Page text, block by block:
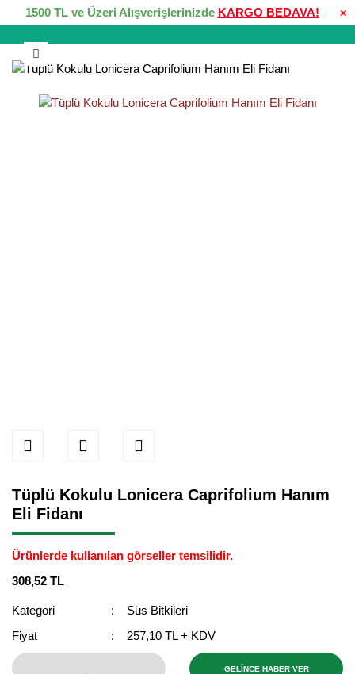
×
1500 TL ve Üzeri Alışverişlerinizde KARGO BEDAVA!
Tüplü Kokulu Lonicera Caprifolium Hanım
Eli Fidanı
Ürünlerde kullanılan görseller temsilidir.
308,52 TL
Kategori
Süs Bitkileri
Fiyat
257,10 TL + KDV
GELİNCE HABER VER